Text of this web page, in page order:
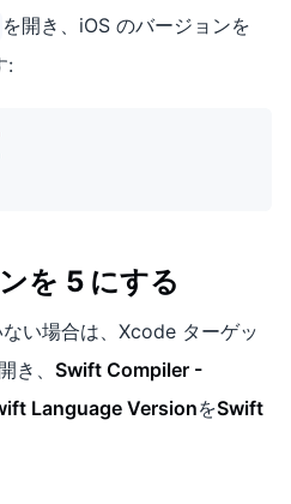
を開き、iOS のバージョンを
:
を 5 にする
い場合は、Xcode ターゲッ
き、 Swift Compiler -
Language VersionをSwift